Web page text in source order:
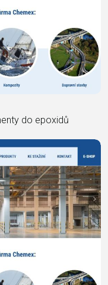
do epoxidů